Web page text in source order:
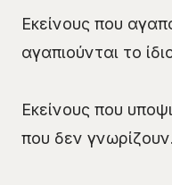
Εκείνους που
αγαπιούνται το
Εκείνους που
που δεν γνωρίζουν.